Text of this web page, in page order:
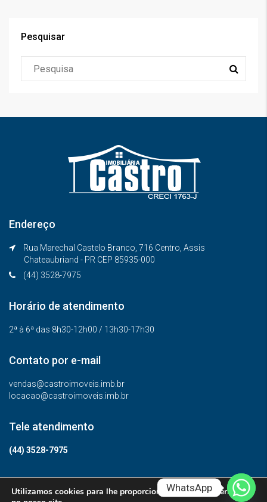
Pesquisar
Endereço
Rua Marechal Castelo Branco, 716 Centro, Assis
Chateaubriand - PR CEP 85935-000
(44) 3528-7975
Horário de atendimento
2ª à 6ª das 8h30-12h00 / 13h30-17h30
Contato por e-mail
vendas@castroimoveis.imb.br
locacao@castroimoveis.imb.br
Tele atendimento
(44) 3528-7975
© Todos os direitos reservados.
Utilizamos cookies para lhe proporcionar a melhor experiência
WhatsApp